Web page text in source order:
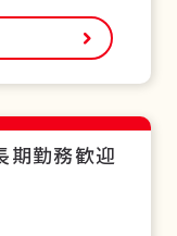
の飲食サービスを
雇用形態で、長期
勤務で…
期勤務歓迎